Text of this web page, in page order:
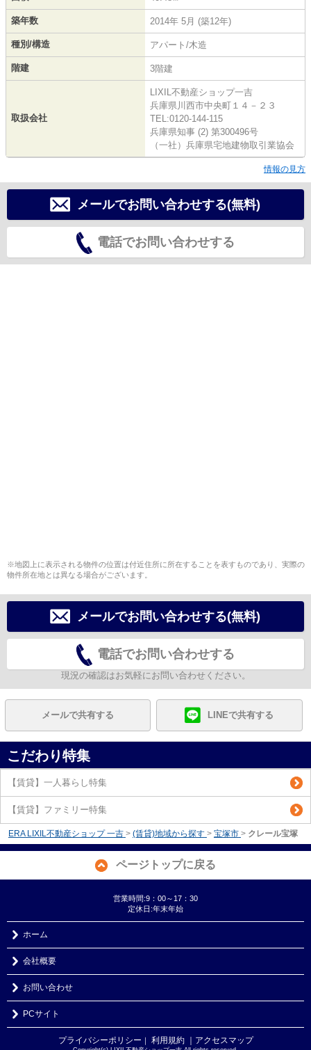
築年数 2014年 5月 (築12年)
種別/構造 アパート/木造
階建 3階建
取扱会社
LIXIL不動産ショップ一吉
兵庫県川西市中央町１４－２３
TEL:0120-144-115
兵庫県知事 (2) 第300496号
（一社）兵庫県宅地建物取引業協会
情報の見方
メールでお問い合わせする(無料)
電話でお問い合わせする
※地図上に表示される物件の位置は付近住所に所在することを表すものであり、実際の
物件所在地とは異なる場合がございます。
メールでお問い合わせする(無料)
電話でお問い合わせする
現況の確認はお気軽にお問い合わせください。
メールで共有する LINEで共有する
こだわり特集
【賃貸】一人暮らし特集
【賃貸】ファミリー特集
ERA LIXIL不動産ショップ 一吉 > (賃貸)地域から探す > 宝塚市 > クレール宝塚
ページトップに戻る
営業時間:9：00～17：30
定休日:年末年始
ホーム
会社概要
お問い合わせ
PCサイト
プライバシーポリシー 利用規約 ｜アクセスマップ